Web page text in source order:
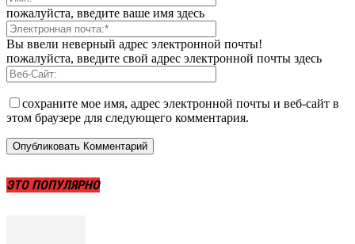
пожалуйста, введите ваше имя здесь
Вы ввели неверный адрес электронной почты!
пожалуйста, введите свой адрес электронной почты здесь
сохраните мое имя, адрес электронной почты и веб-сайт в
этом браузере для следующего комментария.
ЭТО ПОПУЛЯРНО